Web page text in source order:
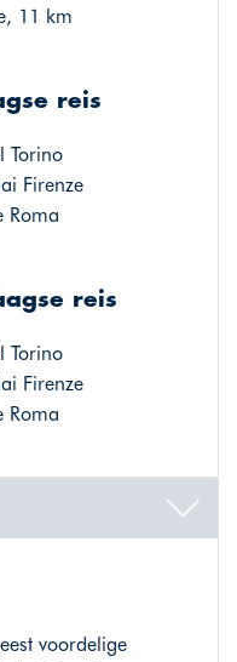
11 km
reis
Torino
Firenze
Roma
reis
Torino
Firenze
Roma
voordelige